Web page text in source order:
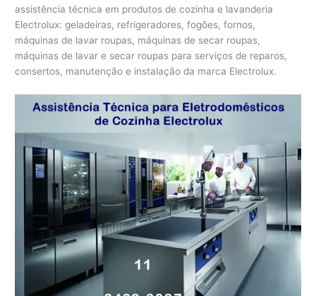
assistência técnica em produtos de cozinha e lavanderia
Electrolux: geladeiras, refrigeradores, fogões, fornos,
máquinas de lavar roupas, máquinas de secar roupas,
máquinas de lavar e secar roupas para serviços de reparos,
consertos, manutenção e instalação da marca Electrolux.